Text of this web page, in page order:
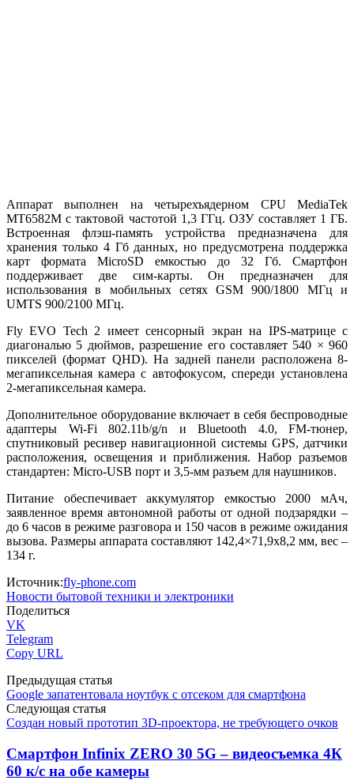
Аппарат выполнен на четырехъядерном CPU MediaTek
MT6582M с тактовой частотой 1,3 ГГц. ОЗУ составляет 1 ГБ.
Встроенная флэш-память устройства предназначена для
хранения только 4 Гб данных, но предусмотрена поддержка
карт формата MicroSD емкостью до 32 Гб. Смартфон
поддерживает две сим-карты. Он предназначен для
использования в мобильных сетях GSM 900/1800 МГц и
UMTS 900/2100 МГц.
Fly EVO Tech 2 имеет сенсорный экран на IPS-матрице с
диагональю 5 дюймов, разрешение его составляет 540 × 960
пикселей (формат QHD). На задней панели расположена 8-
мегапиксельная камера с автофокусом, спереди установлена
2-мегапиксельная камера.
Дополнительное оборудование включает в себя беспроводные
адаптеры Wi-Fi 802.11b/g/n и Bluetooth 4.0, FM-тюнер,
спутниковый ресивер навигационной системы GPS, датчики
расположения, освещения и приближения. Набор разъемов
стандартен: Micro-USB порт и 3,5-мм разъем для наушников.
Питание обеспечивает аккумулятор емкостью 2000 мАч,
заявленное время автономной работы от одной подзарядки –
до 6 часов в режиме разговора и 150 часов в режиме ожидания
вызова. Размеры аппарата составляют 142,4×71,9х8,2 мм, вес –
134 г.
Источник:fly-phone.com
Новости бытовой техники и электроники
Поделиться
VK
Telegram
Copy URL
Предыдущая статья
Google запатентовала ноутбук с отсеком для смартфона
Следующая статья
Создан новый прототип 3D-проектора, не требующего очков
Смартфон Infinix ZERO 30 5G – видеосъемка 4К
60 к/с на обе камеры